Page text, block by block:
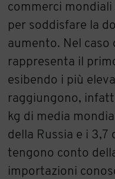
commerci
per soddisfare la
aumento. Nel caso
rappresenta il
esibendo i più
raggiungono,
kg di media
della Russia e i 3,7
tengono conto
importazioni